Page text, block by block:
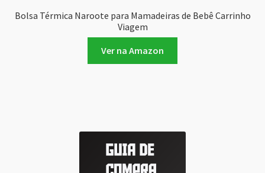
Bolsa Térmica Naroote para Mamadeiras de Bebê Carrinho
Viagem
Ver na Amazon